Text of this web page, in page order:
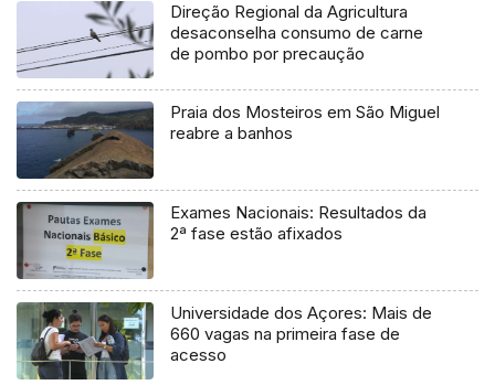
Direção Regional da Agricultura
desaconselha consumo de carne
de pombo por precaução
Praia dos Mosteiros em São Miguel
reabre a banhos
Exames Nacionais: Resultados da
2ª fase estão afixados
Universidade dos Açores: Mais de
660 vagas na primeira fase de
acesso